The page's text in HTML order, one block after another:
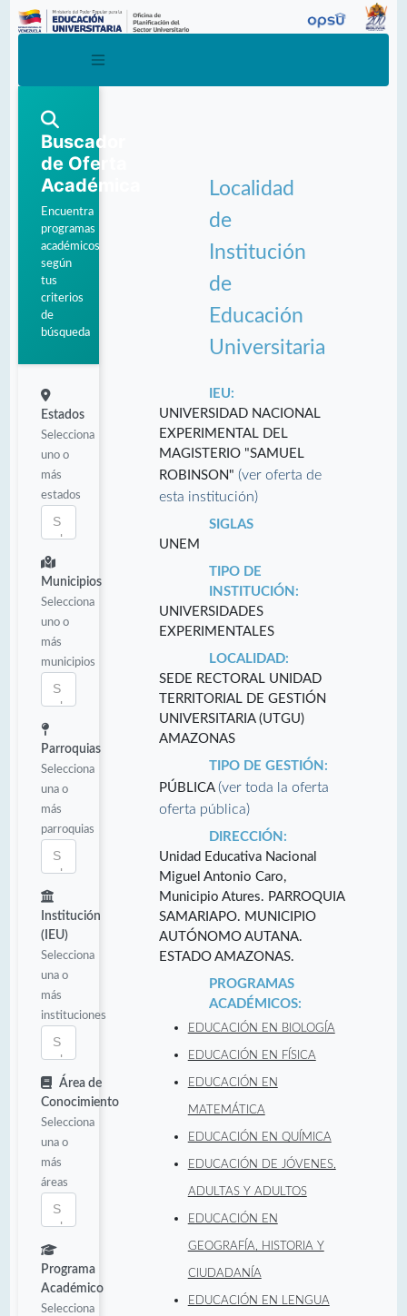
Buscador
de Oferta
Académica
Encuentra
programas
académicos
según
tus
criterios
de
búsqueda
Estados
Selecciona
uno o
más
estados
Municipios
Selecciona
uno o
más
municipios
Parroquias
Selecciona
una o
más
parroquias
Institución
(IEU)
Selecciona
una o
más
instituciones
Área de
Conocimiento
Selecciona
una o
más
áreas
Programa
Académico
Selecciona
Localidad
de
Institución
de
Educación
Universitaria
IEU:
UNIVERSIDAD NACIONAL
EXPERIMENTAL DEL
MAGISTERIO "SAMUEL
ROBINSON" (ver oferta de
esta institución)
SIGLAS
UNEM
TIPO DE
INSTITUCIÓN:
UNIVERSIDADES
EXPERIMENTALES
LOCALIDAD:
SEDE RECTORAL UNIDAD
TERRITORIAL DE GESTIÓN
UNIVERSITARIA (UTGU)
AMAZONAS
TIPO DE GESTIÓN:
PÚBLICA (ver toda la oferta
oferta pública)
DIRECCIÓN:
Unidad Educativa Nacional
Miguel Antonio Caro,
Municipio Atures. PARROQUIA
SAMARIAPO. MUNICIPIO
AUTÓNOMO AUTANA.
ESTADO AMAZONAS.
PROGRAMAS
ACADÉMICOS:
EDUCACIÓN EN BIOLOGÍA
EDUCACIÓN EN FÍSICA
EDUCACIÓN EN
MATEMÁTICA
EDUCACIÓN EN QUÍMICA
EDUCACIÓN DE JÓVENES,
ADULTAS Y ADULTOS
EDUCACIÓN EN
GEOGRAFÍA, HISTORIA Y
CIUDADANÍA
EDUCACIÓN EN LENGUA